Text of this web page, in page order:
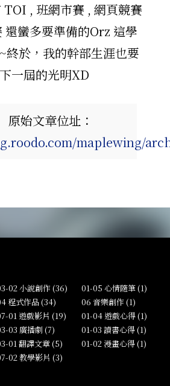
TOI , 班網市賽 , 網頁競賽
還蠻多要準備的Orz 這學
終於，我的幹部生涯也要
一屆的光明XD
原始文章位址：
maplewing/
02 小說創作 (36)
程式作品 (34)
01 遊戲影片 (19)
03 廣播劇 (7)
01 翻譯文章 (5)
02 教學影片 (3)
01-05 心情隨筆 (1)
06 音樂創作 (1)
01-04 遊戲心得 (1)
01-03 讀書心得 (1)
01-02 漫畫心得 (1)